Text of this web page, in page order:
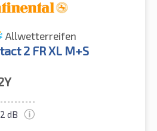
Allwetterreifen
2 FR XL M+S
dB